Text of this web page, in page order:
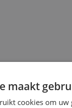
maakt
cookies om